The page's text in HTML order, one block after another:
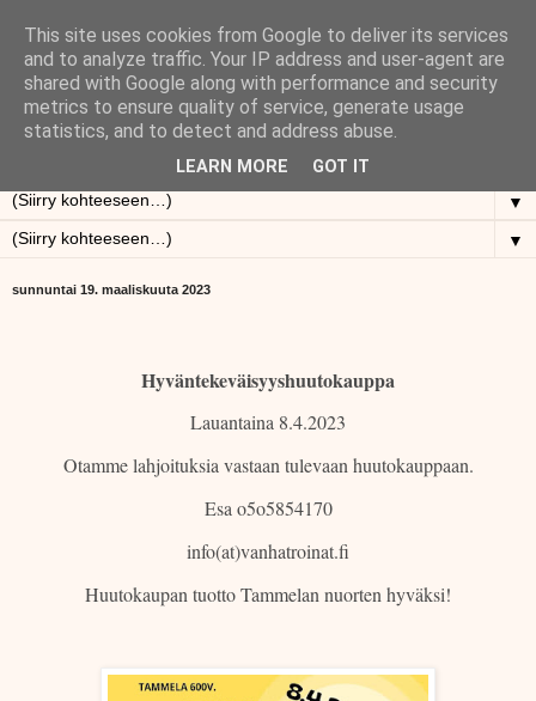
Osto- ja Myyntiliike Vanhat
Roinat
▼
▼
sunnuntai 19. maaliskuuta 2023
Hyväntekeväisyyshuutokauppa
Lauantaina 8.4.2023
Otamme lahjoituksia vastaan tulevaan huutokauppaan.
Esa o5o5854170
info(at)vanhatroinat.fi
Huutokaupan tuotto Tammelan nuorten hyväksi!
This site uses cookies from Google to deliver its services
and to analyze traffic. Your IP address and user-agent are
shared with Google along with performance and security
metrics to ensure quality of service, generate usage
statistics, and to detect and address abuse.
LEARN MORE GOT IT